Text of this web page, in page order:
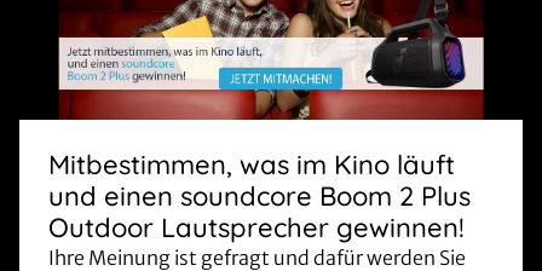
Mitbestimmen, was im Kino läuft
und einen soundcore Boom 2 Plus
Outdoor Lautsprecher gewinnen!
Ihre Meinung ist gefragt und dafür werden Sie